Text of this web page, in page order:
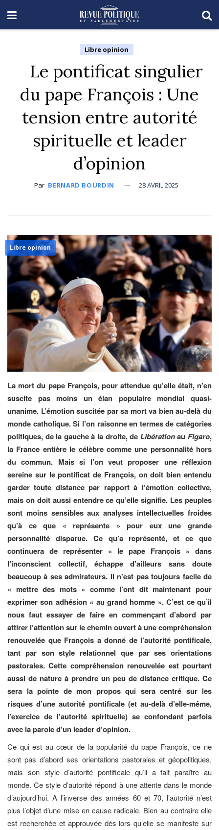
Libre opinion
Le pontificat singulier
du pape François : Une
tension entre autorité
spirituelle et leader
d’opinion
Par BERNARD BOURDIN 28 AVRIL 2025
Libre opinion
La mort du pape François, pour attendue qu’elle était, n’en
suscite pas moins un élan populaire mondial quasi-
unanime. L’émotion suscitée par sa mort va bien au-delà du
monde catholique. Si l’on raisonne en termes de catégories
politiques, de la gauche à la droite, de LibérationauFigaro,
la France entière le célèbre comme une personnalité hors
du commun. Mais si l’on veut proposer une réflexion
sereine sur le pontificat de François, on doit bien entendu
garder toute distance par rapport à l’émotion collective,
mais on doit aussi entendre ce qu’elle signifie. Les peuples
sont moins sensibles aux analyses intellectuelles froides
qu’à ce que « représente » pour eux une grande
personnalité disparue. Ce qu’a représenté, et ce que
continuera de représenter « le pape François » dans
l’inconscient collectif, échappe d’ailleurs sans doute
beaucoup à ses admirateurs. Il n’est pas toujours facile de
« mettre des mots » comme l’ont dit maintenant pour
exprimer son adhésion « au grand homme ». C’est ce qu’il
nous faut essayer de faire en commençant d’abord par
attirer l’attention sur le chemin ouvert à une compréhension
renouvelée que François a donné de l’autorité pontificale,
tant par son style relationnel que par ses orientations
pastorales. Cette compréhension renouvelée est pourtant
aussi de nature à prendre un peu de distance critique. Ce
sera la pointe de mon propos qui sera centré sur les
risques d’une autorité pontificale (et au-delà d’elle-même,
l’exercice de l’autorité spirituelle) se confondant parfois
avec la parole d’un leader d’opinion.
Ce qui est au cœur de la popularité du pape François, ce ne
sont pas d’abord ses orientations pastorales et géopolitiques,
mais son style d’autorité pontificale qu’il a fait paraître au
monde. Ce style d’autorité répond à une attente dans le monde
d’aujourd’hui. A l’inverse des années 60 et 70, l’autorité n’est
plus l’objet d’une mise en cause radicale. Bien au contraire elle
est recherchée et approuvée dès lors qu’elle se manifeste sur